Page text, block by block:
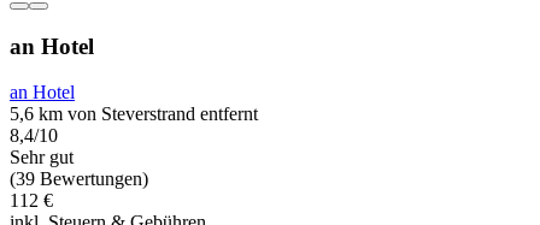
an Hotel
an Hotel
5,6 km von Steverstrand entfernt
8,4/10
Sehr gut
(39 Bewertungen)
112 €